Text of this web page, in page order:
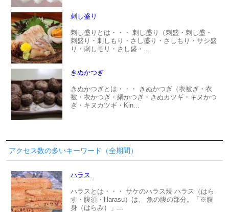
刺し盛り
刺し盛りとは・・・ 刺し盛り（刺盛・刺し盛・
刺盛り・刺しもり・さし盛り・さしもり・サシ盛
り・刺しモリ・さし盛・...
きぬかつぎ
きぬかつぎとは・・・ きぬかつぎ（衣被ぎ・衣
被・衣かつぎ・絹かつぎ・きぬカツギ・キヌかつ
ぎ・キヌカツギ・Kin...
アクセス数の多いキーワード（全期間）
ハラス
ハラスとは・・・ サケのハラス焼 ハラス（はら
す・腹須・Harasu）は、 魚の腹の部分。「※腹
身（はらみ）」...